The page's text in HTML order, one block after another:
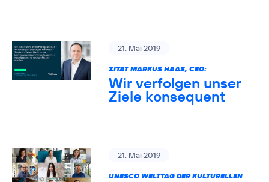
21. Mai 2019
ZITAT MARKUS HAAS, CEO:
Wir verfolgen unser
Ziele konsequent
21. Mai 2019
UNESCO WELTTAG DER KULTURELLEN